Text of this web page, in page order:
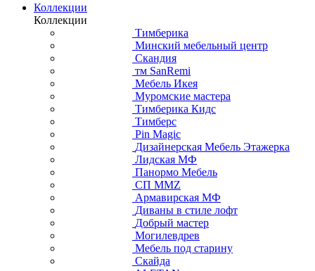
Коллекции
Коллекции
Тимберика
Минский мебельный центр
Скандия
тм SanRemi
Мебель Икея
Муромские мастера
Тимберика Кидс
Тимберс
Pin Magic
Дизайнерская Мебель Этажерка
Лидская МФ
Панормо Мебель
СП ММZ
Армавирская МФ
Диваны в стиле лофт
Добрый мастер
Могилевдрев
Мебель под старину
Скайда